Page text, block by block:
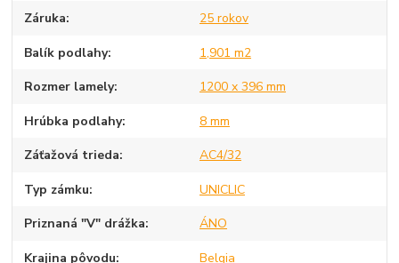
Záruka 25 rokov
Balík podlahy 1,901 m2
Rozmer lamely 1200 x 396 mm
Hrúbka podlahy 8 mm
Záťažová trieda AC4/32
Typ zámku UNICLIC
Priznaná "V" drážka ÁNO
Krajina pôvodu Belgia